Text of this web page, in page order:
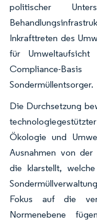
politischer
Inkrafttreten des
für
Compliance-
Sondermüllentsorger.
Die Durchsetzung
Ökologie und
Ausnahmen von der
die klarstellt,
Fokus auf die
Normenebene